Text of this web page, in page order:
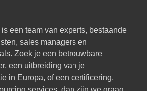
is een team van experts, bestaande
sales managers en
Zoek je een betrouwbare
een uitbreiding van je
in Europa, of een certificering,
services, dan zijn we graag